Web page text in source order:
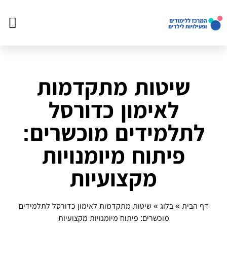
שיטות מתקדמות
לאימון כדורסל
לתלמידים מוכשרים:
פיתוח מיומנויות
מקצועיות
דף הבית » בלוג »שיטות מתקדמות לאימון כדורסל לתלמידים
מוכשרים: פיתוח מיומנויות מקצועיות